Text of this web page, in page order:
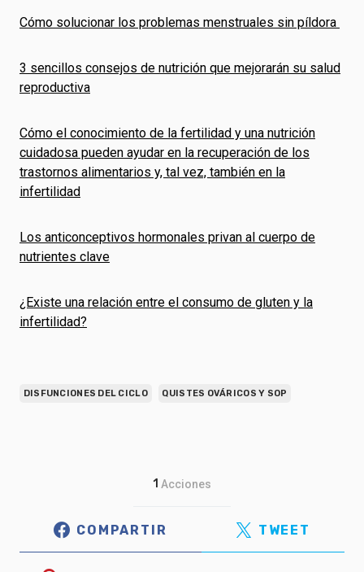
Cómo solucionar los problemas menstruales sin píldora
3 sencillos consejos de nutrición que mejorarán su salud
reproductiva
Cómo el conocimiento de la fertilidad y una nutrición
cuidadosa pueden ayudar en la recuperación de los
trastornos alimentarios y, tal vez, también en la
infertilidad
Los anticonceptivos hormonales privan al cuerpo de
nutrientes clave
¿Existe una relación entre el consumo de gluten y la
infertilidad?
DISFUNCIONES DEL CICLO QUISTES OVÁRICOS Y SOP
1 Acciones
COMPARTIR TWEET